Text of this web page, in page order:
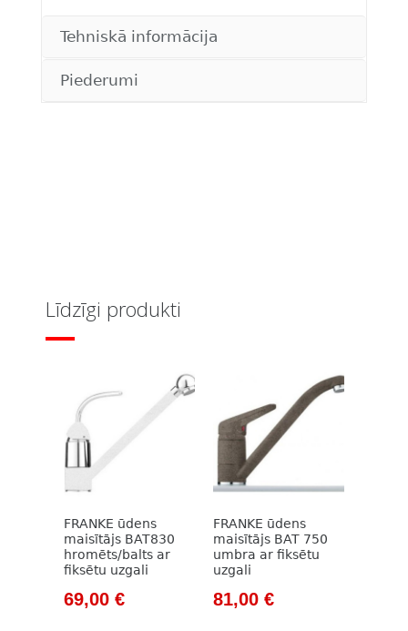
Tehniskā informācija
Piederumi
Līdzīgi produkti
FRANKE ūdens
maisītājs BAT830
hromēts/balts ar
fiksētu uzgali
Original
69,00 €Current
FRANKE ūdens
maisītājs BAT 750
umbra ar fiksētu
uzgali
Original
81,00 €Current